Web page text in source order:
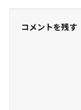
コメントを残す